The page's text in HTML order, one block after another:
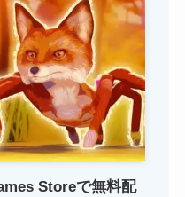
Storeで無料配